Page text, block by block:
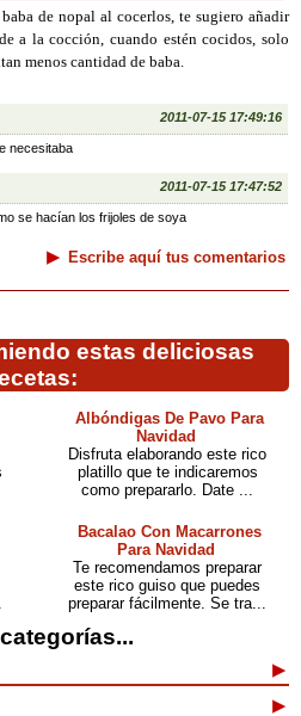
de nopal al cocerlos, te sugiero añadir
a la cocción, cuando estén cocidos, solo
menos cantidad de baba.
2011-07-15 17:49:16
necesitaba
2011-07-15 17:47:52
se hacían los frijoles de soya
Escribe aquí tus comentarios
estas deliciosas
Albóndigas De Pavo Para
Navidad
Disfruta elaborando este rico
platillo que te indicaremos
como prepararlo. Date ...
Bacalao Con Macarrones
Para Navidad
Te recomendamos preparar
este rico guiso que puedes
preparar fácilmente. Se tra...